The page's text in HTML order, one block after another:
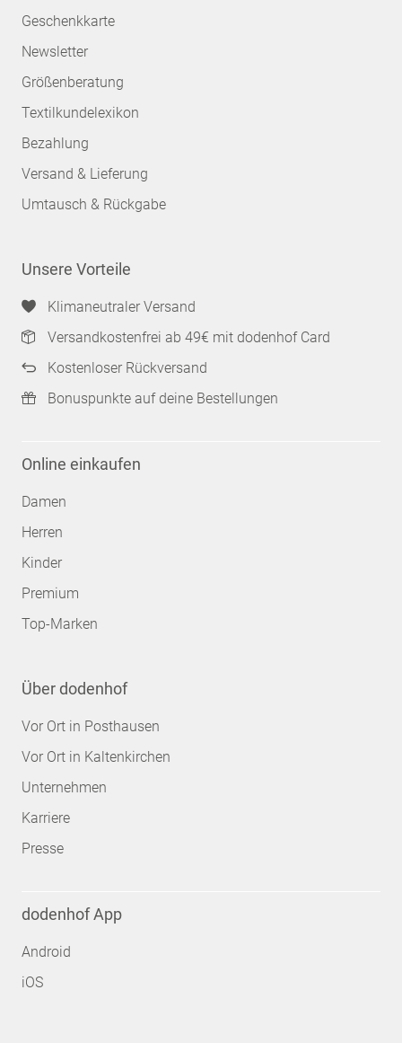
Geschenkkarte
Newsletter
Größenberatung
Textilkundelexikon
Bezahlung
Versand & Lieferung
Umtausch & Rückgabe
Unsere Vorteile
Klimaneutraler Versand
Versandkostenfrei ab 49€ mit dodenhof Card
Kostenloser Rückversand
Bonuspunkte auf deine Bestellungen
Online einkaufen
Damen
Herren
Kinder
Premium
Top-Marken
Über dodenhof
Vor Ort in Posthausen
Vor Ort in Kaltenkirchen
Unternehmen
Karriere
Presse
dodenhof App
Android
iOS